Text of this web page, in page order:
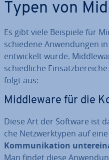
Typen von
Es gibt viele Beispiele für
schie­de­ne An­wen­dun­gen
ent­wi­ckelt wurde.
schied­li­che
folgt aus:
Midd­le­wa­re für die
Diese Art der Software ist
che Netz­werk­ty­pen auf
Kom­mu­ni­ka­ti­on
Man findet diese